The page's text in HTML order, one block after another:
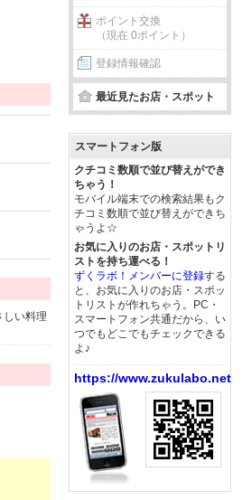
しい料理
ポイント交換
（現在 0ポイント）
登録情報確認
最近見たお店・スポット
スマートフォン版
クチコミ数順で並び替えができ
ちゃう！
モバイル端末での検索結果もク
チコミ数順で並び替えができち
ゃうよ☆
お気に入りのお店・スポットリ
ストを持ち運べる！
ずくラボ！メンバーに登録する
と、お気に入りのお店・スポッ
トリストが作れちゃう。PC・
スマートフォン共通だから、い
つでもどこでもチェックできる
よ♪
https://www.zukulabo.net/